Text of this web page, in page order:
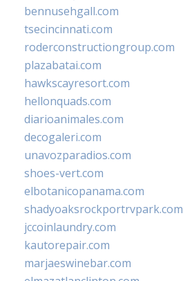
bennusehgall.com
tsecincinnati.com
roderconstructiongroup.com
plazabatai.com
hawkscayresort.com
hellonquads.com
diarioanimales.com
decogaleri.com
unavozparadios.com
shoes-vert.com
elbotanicopanama.com
shadyoaksrockportrvpark.com
jccoinlaundry.com
kautorepair.com
marjaeswinebar.com